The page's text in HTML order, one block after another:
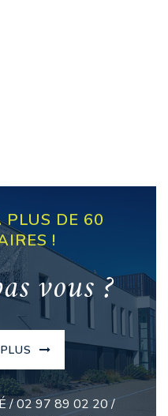
PLUS DE 60
!
vous ?
/ 02 97 89 02 20 /